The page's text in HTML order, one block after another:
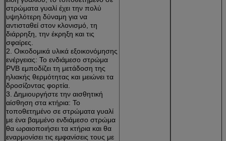
στρώματα γυαλί έχει την πολύ
υψηλότερη δύναμη για να
αντισταθεί στον κλονισμό, τη
διάρρηξη, την έκρηξη και τις
σφαίρες.
2. Οικοδομικά υλικά εξοικονόμησης
ενέργειας: Το ενδιάμεσο στρώμα
PVB εμποδίζει τη μετάδοση της
ηλιακής θερμότητας και μειώνει τα
δροσίζοντας φορτία.
3. Δημιουργήστε την αισθητική
αίσθηση στα κτήρια: Το
τοποθετημένο σε στρώματα γυαλί
με ένα βαμμένο ενδιάμεσο στρώμα
θα ωραιοποιήσει τα κτήρια και θα
εναρμονίσει τις εμφανίσεις τους με